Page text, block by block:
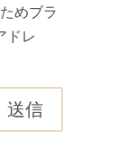
めブラ
ドレ
送信